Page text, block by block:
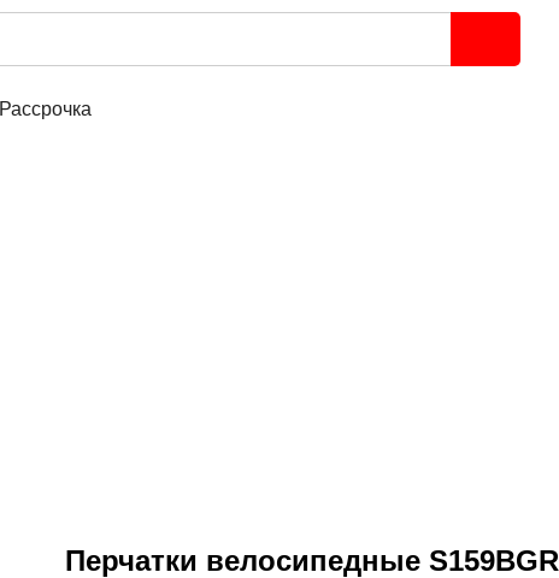
Рассрочка
Перчатки велосипедные S159BGR